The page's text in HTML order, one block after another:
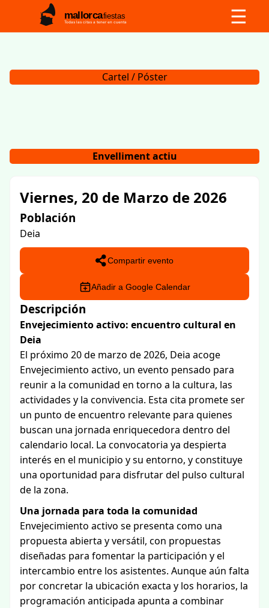
mallorcafiestas
Todas las citas a tener en cuenta ☰
Cartel / Póster
Envelliment actiu
Viernes, 20 de Marzo de 2026
Población
Deia
Compartir evento
Añadir a Google Calendar
Descripción
Envejecimiento activo: encuentro cultural en
Deia
El próximo 20 de marzo de 2026, Deia acoge
Envejecimiento activo, un evento pensado para
reunir a la comunidad en torno a la cultura, las
actividades y la convivencia. Esta cita promete ser
un punto de encuentro relevante para quienes
buscan una jornada enriquecedora dentro del
calendario local. La convocatoria ya despierta
interés en el municipio y su entorno, y constituye
una oportunidad para disfrutar del pulso cultural
de la zona.
Una jornada para toda la comunidad
Envejecimiento activo se presenta como una
propuesta abierta y versátil, con propuestas
diseñadas para fomentar la participación y el
intercambio entre los asistentes. Aunque aún falta
por concretar la ubicación exacta y los horarios, la
programación anticipada apunta a combinar